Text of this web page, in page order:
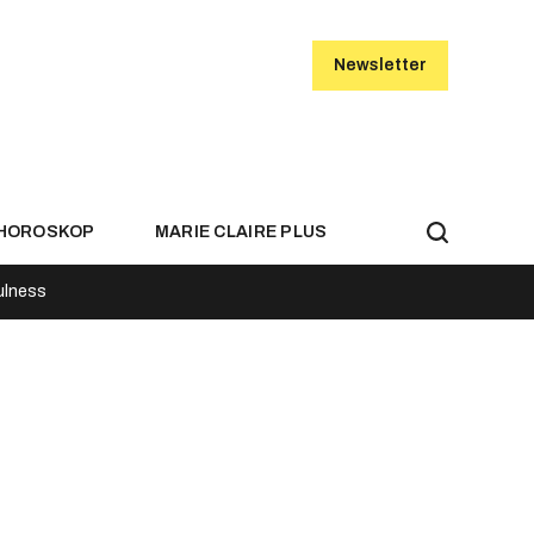
Newsletter
MARIE CLAIRE PLUS